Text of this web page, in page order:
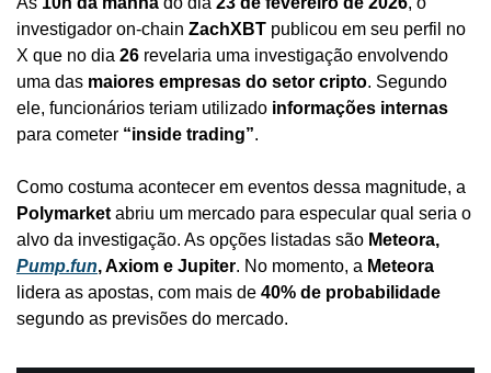
investigador on-chain ZachXBT publicou em seu perfil no
X que no dia 26 revelaria uma investigação envolvendo
uma das maiores empresas do setor cripto. Segundo
ele, funcionários teriam utilizado informações internas
para cometer “inside trading”.
Polymarket abriu um mercado para especular qual seria o
alvo da investigação. As opções listadas são
Pump.fun, Axiom e Jupiter. No momento, a Meteora
lidera as apostas, com mais de 40% de probabilidade
segundo as previsões do mercado.